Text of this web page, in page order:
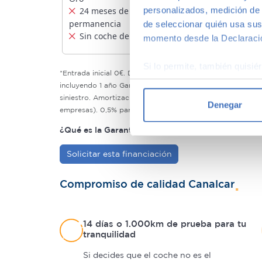
personalizados, medición
de seleccionar quién usa
momento desde la
Si lo permite, también
Recopilar
Obtenga más información
Las cookies de este sitio
redes sociales, publicidad y
Denegar
24 meses de
permanencia
Sin coche de sustitución
Sin
Con coche
*Entrada inicial 0€. Duración 120 meses. Cuota mensual
incluyendo 1 año Garantía Premium Oro. Las cuotas
siniestro. Amortización desde el primer día con
empresas). 0,5% para cancelaciones del último año de
¿Qué es la Garantía Premium Oro ?
Solicitar esta financiación
Compromiso de calidad Canalcar
14 días o 1.000km de prueba para tu
tranquilidad
Si decides que el coche no es el